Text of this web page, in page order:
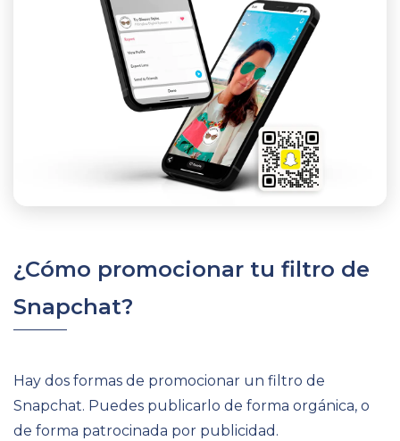
¿Cómo promocionar tu filtro de
Snapchat?
Hay dos formas de promocionar un filtro de
Snapchat. Puedes publicarlo de forma orgánica, o
de forma patrocinada por publicidad.